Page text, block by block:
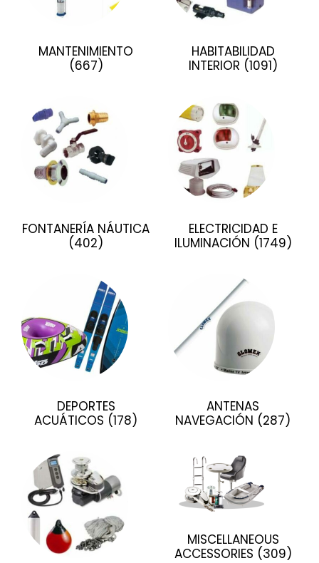
MANTENIMIENTO
(667)
HABITABILIDAD
INTERIOR (1091)
FONTANERÍA NÁUTICA
(402)
ELECTRICIDAD E
ILUMINACIÓN (1749)
DEPORTES
ACUÁTICOS (178)
ANTENAS
NAVEGACIÓN (287)
MISCELLANEOUS
ACCESSORIES (309)